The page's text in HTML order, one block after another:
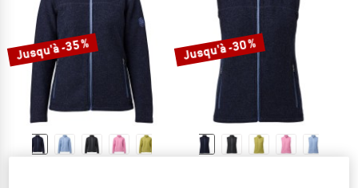
Jusqu'à -35 % Jusqu'à -30 %